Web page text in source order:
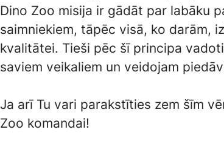
Dino Zoo misija ir gādāt par labāku
saimniekiem, tāpēc visā, ko darām,
kvalitātei. Tieši pēc šī principa
saviem veikaliem un veidojam
Ja arī Tu vari parakstīties zem šīm
Zoo komandai!